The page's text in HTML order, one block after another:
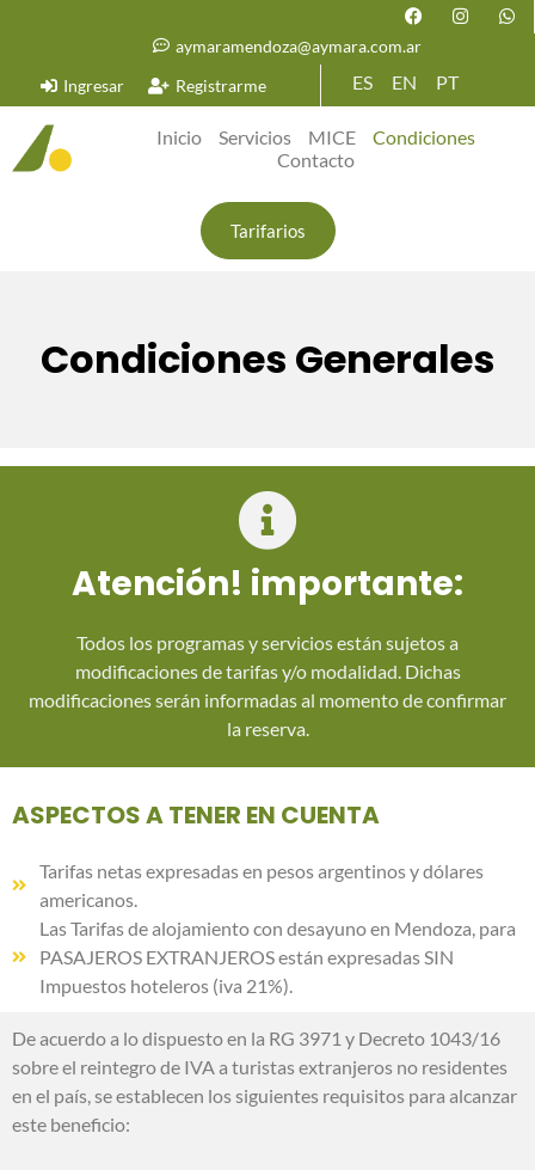
aymaramendoza@aymara.com.ar
Ingresar
Registrarme ES EN PT
Inicio Servicios MICE
Condiciones
Contacto
Tarifarios
Condiciones Generales
Atención! importante:
Todos los programas y servicios están sujetos a
modificaciones de tarifas y/o modalidad. Dichas
modificaciones serán informadas al momento de confirmar
la reserva.
ASPECTOS A TENER EN CUENTA
Tarifas netas expresadas en pesos argentinos y dólares
americanos.
Las Tarifas de alojamiento con desayuno en Mendoza, para
PASAJEROS EXTRANJEROS están expresadas SIN
Impuestos hoteleros (iva 21%).
De acuerdo a lo dispuesto en la RG 3971 y Decreto 1043/16
sobre el reintegro de IVA a turistas extranjeros no residentes
en el país, se establecen los siguientes requisitos para alcanzar
este beneficio: